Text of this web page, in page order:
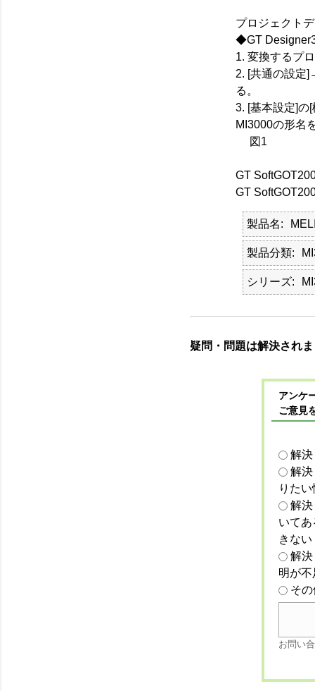
プロジェクト
◆GT
1. 変換するプ
2. [共通の設定
る。
3. [基本設定]の
MI3000の形名
図1
GT
GT
製品名
製品分類
シリーズ
疑問・問題は解決され
アンケ
ご意見
解
解
りた
解
いて
きない
解
明が
そ
お問い